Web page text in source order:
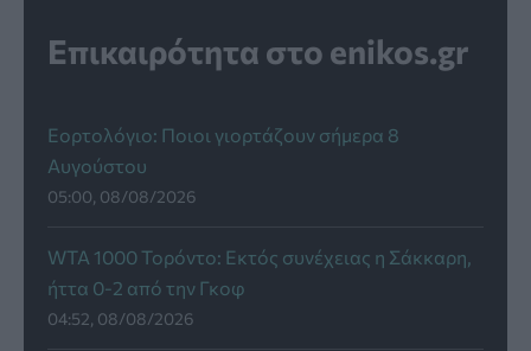
Επικαιρότητα στο enikos.gr
Εορτολόγιο: Ποιοι γιορτάζουν σήμερα 8
Αυγούστου
05:00, 08/08/2026
WTA 1000 Τορόντο: Εκτός συνέχειας η Σάκκαρη,
ήττα 0-2 από την Γκοφ
04:52, 08/08/2026